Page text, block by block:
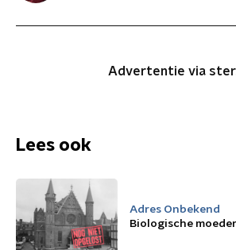
Advertentie via
Lees ook
Adres Onbekend
Biologische